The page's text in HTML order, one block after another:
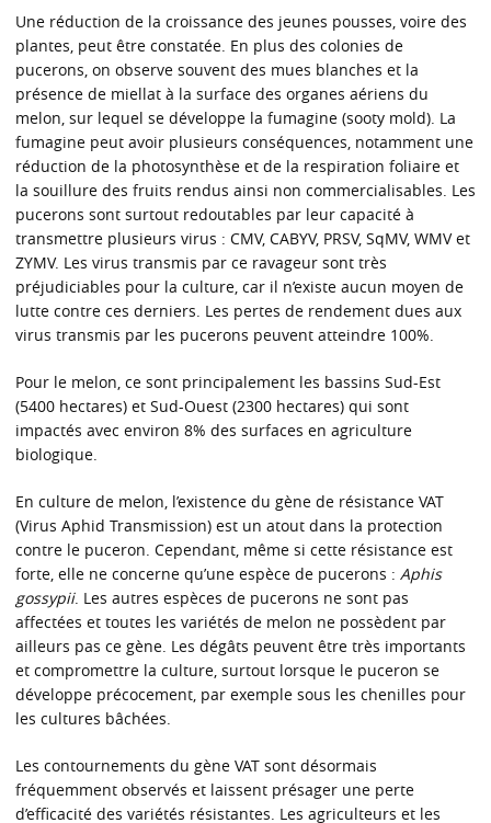
Une réduction de la croissance des jeunes pousses, voire des
plantes, peut être constatée. En plus des colonies de
pucerons, on observe souvent des mues blanches et la
présence de miellat à la surface des organes aériens du
melon, sur lequel se développe la fumagine (sooty mold). La
fumagine peut avoir plusieurs conséquences, notamment une
réduction de la photosynthèse et de la respiration foliaire et
la souillure des fruits rendus ainsi non commercialisables. Les
pucerons sont surtout redoutables par leur capacité à
transmettre plusieurs virus : CMV, CABYV, PRSV, SqMV, WMV et
ZYMV. Les virus transmis par ce ravageur sont très
préjudiciables pour la culture, car il n’existe aucun moyen de
lutte contre ces derniers. Les pertes de rendement dues aux
virus transmis par les pucerons peuvent atteindre 100%.
Pour le melon, ce sont principalement les bassins Sud-Est
(5400 hectares) et Sud-Ouest (2300 hectares) qui sont
impactés avec environ 8% des surfaces en agriculture
biologique.
En culture de melon, l’existence du gène de résistance VAT
(Virus Aphid Transmission) est un atout dans la protection
contre le puceron. Cependant, même si cette résistance est
forte, elle ne concerne qu’une espèce de pucerons : Aphis
gossypii. Les autres espèces de pucerons ne sont pas
affectées et toutes les variétés de melon ne possèdent par
ailleurs pas ce gène. Les dégâts peuvent être très importants
et compromettre la culture, surtout lorsque le puceron se
développe précocement, par exemple sous les chenilles pour
les cultures bâchées.
Les contournements du gène VAT sont désormais
fréquemment observés et laissent présager une perte
d’efficacité des variétés résistantes. Les agriculteurs et les